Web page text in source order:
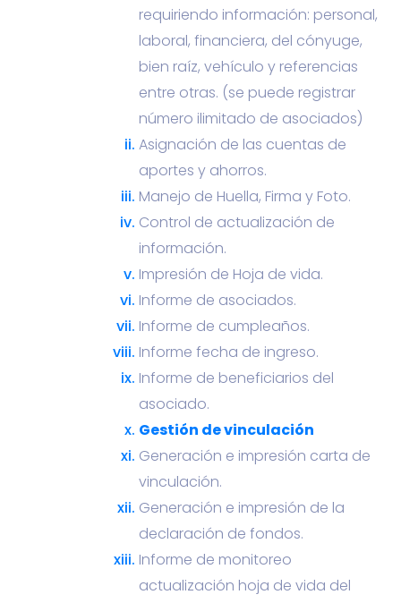
requiriendo información: personal,
laboral, financiera, del cónyuge,
bien raíz, vehículo y referencias
entre otras. (se puede registrar
número ilimitado de asociados)
Asignación de las cuentas de
aportes y ahorros.
Manejo de Huella, Firma y Foto.
Control de actualización de
información.
Impresión de Hoja de vida.
Informe de asociados.
Informe de cumpleaños.
Informe fecha de ingreso.
Informe de beneficiarios del
asociado.
Gestión de vinculación
Generación e impresión carta de
vinculación.
Generación e impresión de la
declaración de fondos.
Informe de monitoreo
actualización hoja de vida del